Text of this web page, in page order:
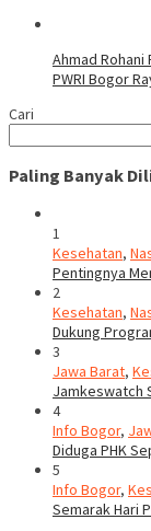
Ahmad Rohani
PWRI Bogor
Cari
Paling Banyak
1
Kesehatan,
Pentingnya
2
Kesehatan,
Dukung
3
Jawa Barat,
Jamkeswatch
4
Info Bogor,
Diduga PHK
5
Info Bogor,
Semarak Hari